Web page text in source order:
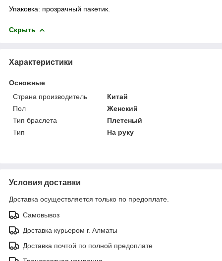
Упаковка: прозрачный пакетик.
Скрыть
Характеристики
Основные
Страна производитель
Китай
Пол
Женский
Тип браслета
Плетеный
Тип
На руку
Условия доставки
Доставка осуществляется только по предоплате.
Самовывоз
Доставка курьером г. Алматы
Доставка почтой по полной предоплате